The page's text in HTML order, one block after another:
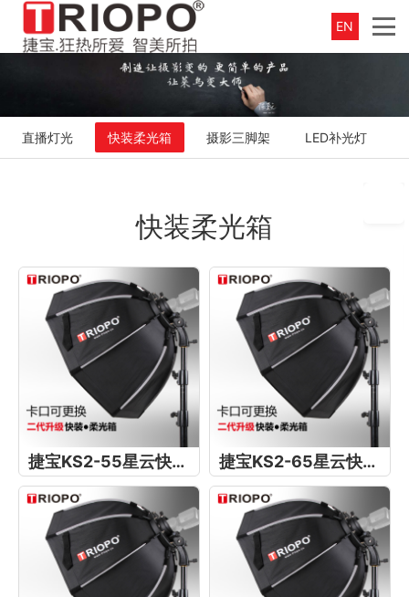
EN
直播灯光 快装柔光箱 摄影三脚架 LED补光灯
快装柔光箱
捷宝KS2-55星云快装柔光箱 捷宝KS2-65星云快装柔光箱